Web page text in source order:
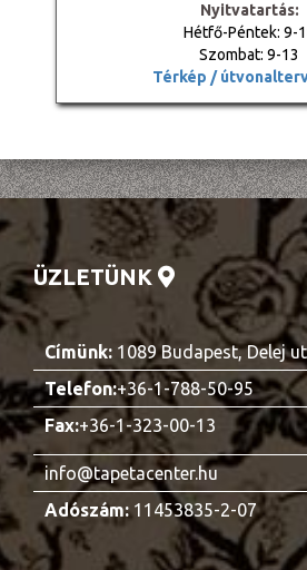
Nyitvatartás:
Hétfő-Péntek: 9-
Szombat: 9-13
Térkép /
ÜZLETÜNK
Címünk: 1089 Budapest, Delej
Telefon:+36-1-788-50-95
Fax:+36-1-323-00-13
info@tapetacenter.hu
Adószám:11453835-2-07